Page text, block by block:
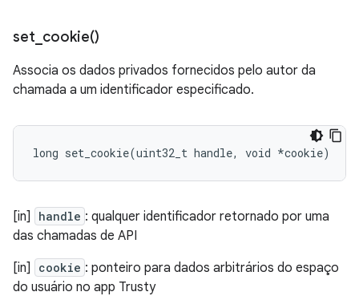
set_cookie()
Associa os dados privados fornecidos pelo autor da
chamada a um identificador especificado.
long set_cookie(uint32_t handle, void *cookie)
[in] handle : qualquer identificador retornado por uma
das chamadas de API
[in]
cookie : ponteiro para dados arbitrários do espaço
do usuário no app Trusty